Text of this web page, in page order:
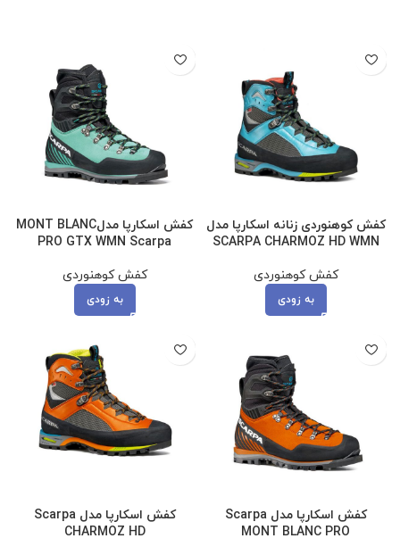
کفش کوهنوردی زنانه اسکارپا مدل
SCARPA CHARMOZ HD WMN
کفش کوهنوردی
به زودی
کفش اسکارپا مدلMONT BLANC
PRO GTX WMN Scarpa
کفش کوهنوردی
به زودی
کفش اسکارپا مدل Scarpa
MONT BLANC PRO
کفش اسکارپا مدل Scarpa
CHARMOZ HD